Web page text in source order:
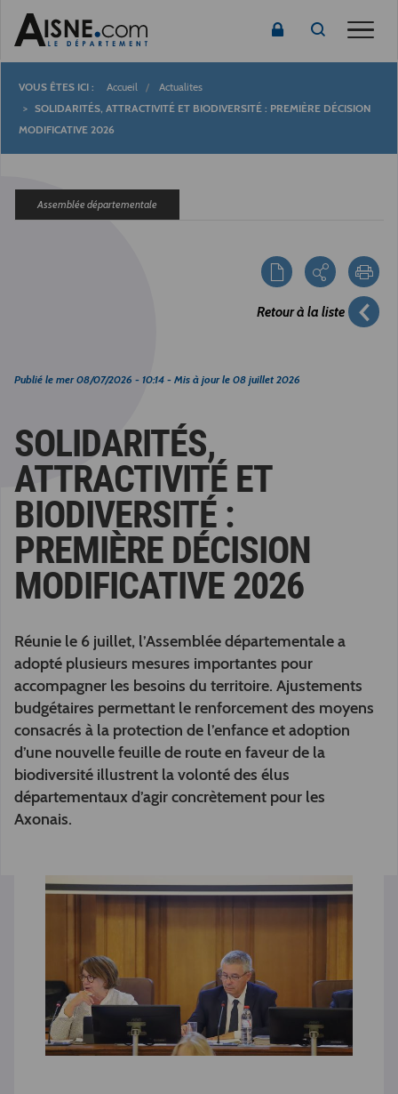
Fil
d'Ariane
Accueil
Actualites
SOLIDARITÉS, ATTRACTIVITÉ ET BIODIVERSITÉ : PREMIÈRE DÉCISION
MODIFICATIVE 2026
Assemblée départementale
Retour à la liste
Publié le mer 08/07/2026 - 10:14 - Mis à jour le 08 juillet 2026
SOLIDARITÉS,
ATTRACTIVITÉ ET
BIODIVERSITÉ :
PREMIÈRE DÉCISION
MODIFICATIVE 2026
Réunie le 6 juillet, l’Assemblée départementale a
adopté plusieurs mesures importantes pour
accompagner les besoins du territoire. Ajustements
budgétaires permettant le renforcement des moyens
consacrés à la protection de l’enfance et adoption
d’une nouvelle feuille de route en faveur de la
biodiversité illustrent la volonté des élus
départementaux d’agir concrètement pour les
Axonais.